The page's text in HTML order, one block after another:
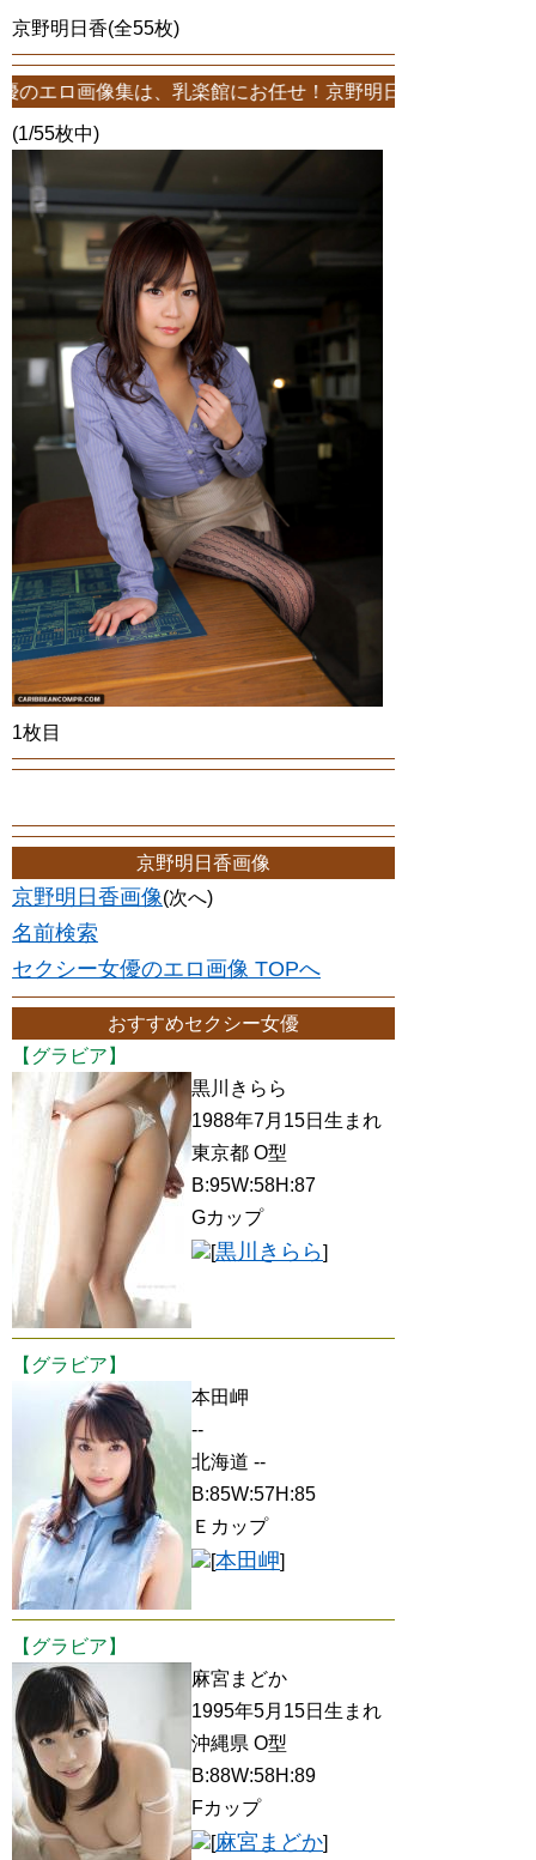
京野明日香(全55枚)
、乳楽館にお任せ！京野明日香エロ画像が55枚！このサ
(1/55枚中)
1枚目
京野明日香画像
京野明日香画像(次へ)
名前検索
セクシー女優のエロ画像 TOPへ
おすすめセクシー女優
【グラビア】
黒川きらら
1988年7月15日生まれ
東京都 O型
B:95W:58H:87
Gカップ
[黒川きらら]
【グラビア】
本田岬
--
北海道 --
B:85W:57H:85
Ｅカップ
[本田岬]
【グラビア】
麻宮まどか
1995年5月15日生まれ
沖縄県 O型
B:88W:58H:89
Fカップ
[麻宮まどか]